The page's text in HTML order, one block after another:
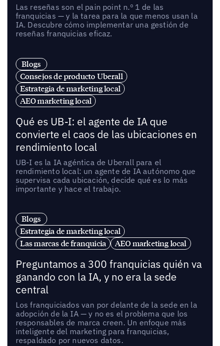
Las reseñas son el pain point n.º 1 de las
franquicias — y la tarea para la que menos usan la
IA. Descubre cómo implementar una gestión de
reseñas franquicias eficaz.
Blogs
Consejos de producto Uberall
Estrategia de marketing local
AEO marketing local
Qué es UB-I: el agente de IA que
convierte el caos de las ubicaciones en
rendimiento local
UB-I es la IA agéntica de Uberall para el
rendimiento local: un agente de IA autónomo que
supervisa cada ubicación, decide qué es lo más
importante y hace el trabajo.
Blogs
Estrategia de marketing local
Las marcas de franquicia
AEO marketing local
Preguntamos a 300 franquicias quién va
ganando con la IA, y no era la sede
central
Los franquiciados van por delante de la sede en la
adopción de la IA — y no es el problema que los
responsables de marca creen. Un enfoque más
inteligente del marketing para franquicias,
respaldado por nuevos datos.